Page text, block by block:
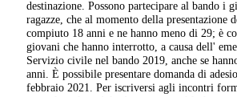
destinazione. Possono partecipare al bando i
ragazze, che al momento della presentazione
compiuto 18 anni e ne hanno meno di 29; è
giovani che hanno interrotto, a causa dell'
Servizio civile nel bando 2019, anche se
anni. È possibile presentare domanda di
febbraio 2021. Per iscriversi agli incontri